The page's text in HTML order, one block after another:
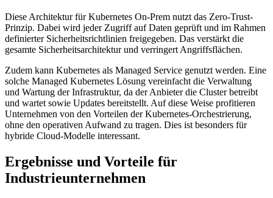
Diese Architektur für Kubernetes On-Prem nutzt das Zero-Trust-
Prinzip. Dabei wird jeder Zugriff auf Daten geprüft und im Rahmen
definierter Sicherheitsrichtlinien freigegeben. Das verstärkt die
gesamte Sicherheitsarchitektur und verringert Angriffsflächen.
Zudem kann Kubernetes als Managed Service genutzt werden. Eine
solche Managed Kubernetes Lösung vereinfacht die Verwaltung
und Wartung der Infrastruktur, da der Anbieter die Cluster betreibt
und wartet sowie Updates bereitstellt. Auf diese Weise profitieren
Unternehmen von den Vorteilen der Kubernetes-Orchestrierung,
ohne den operativen Aufwand zu tragen. Dies ist besonders für
hybride Cloud-Modelle interessant.
Ergebnisse und Vorteile für
Industrieunternehmen